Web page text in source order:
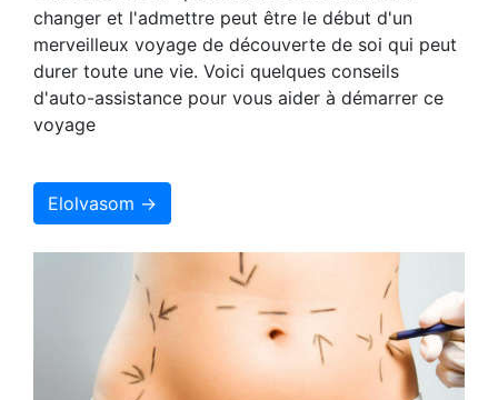
changer et l'admettre peut être le début d'un
merveilleux voyage de découverte de soi qui peut
durer toute une vie. Voici quelques conseils
d'auto-assistance pour vous aider à démarrer ce
voyage
Elolvasom →